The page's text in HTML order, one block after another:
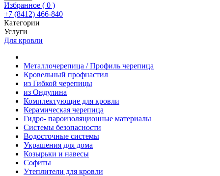
Избранное ( 0 )
+7 (8412) 466-840
Категории
Услуги
Для кровли
Металлочерепица / Профиль черепица
Кровельный профнастил
из Гибкой черепицы
из Ондулина
Комплектующие для кровли
Керамическая черепица
Гидро- пароизоляционные материалы
Системы безопасности
Водосточные системы
Украшения для дома
Козырьки и навесы
Софиты
Утеплители для кровли